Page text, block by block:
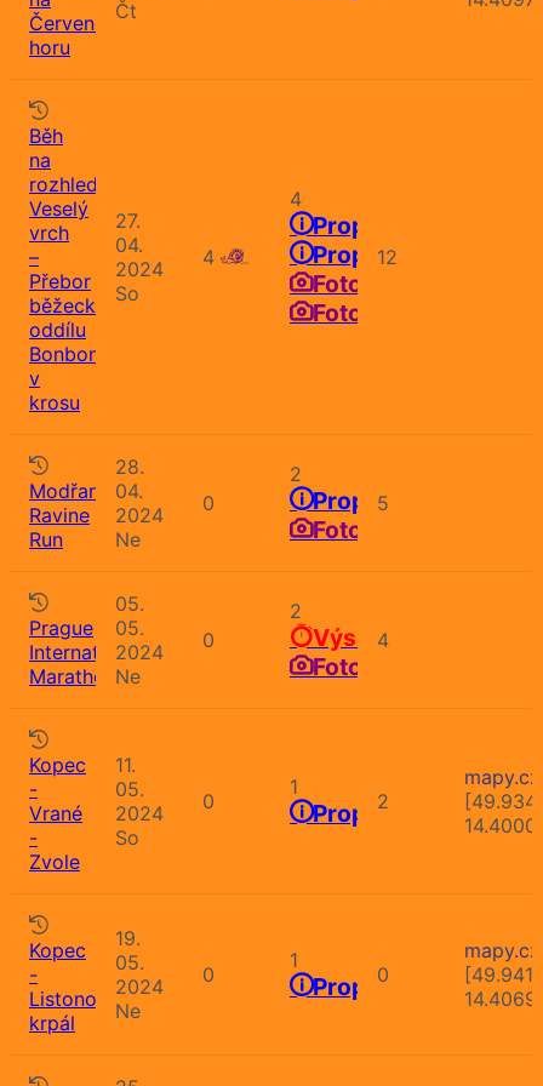
Červenou
horu
Čt
Běh
na
rozhlednu
Veselý
vrch
–
Přebor
běžeckého
oddílu
Bonbon
v
krosu
27.
04.
2024
So
4
4
Propozice
Propozice
Fotografie
Fotografie
12
Modřany
Ravine
Run
28.
04.
2024
Ne
0
2
Propozice
Fotografie
5
Prague
International
Marathon
05.
05.
2024
Ne
0
2
Výsledky
Fotografie
4
Kopec
-
Vrané
-
Zvole
11.
05.
2024
So
0
1
Propozice
2
Kopec
-
Listonošův
krpál
19.
05.
2024
Ne
0
1
Propozice
0